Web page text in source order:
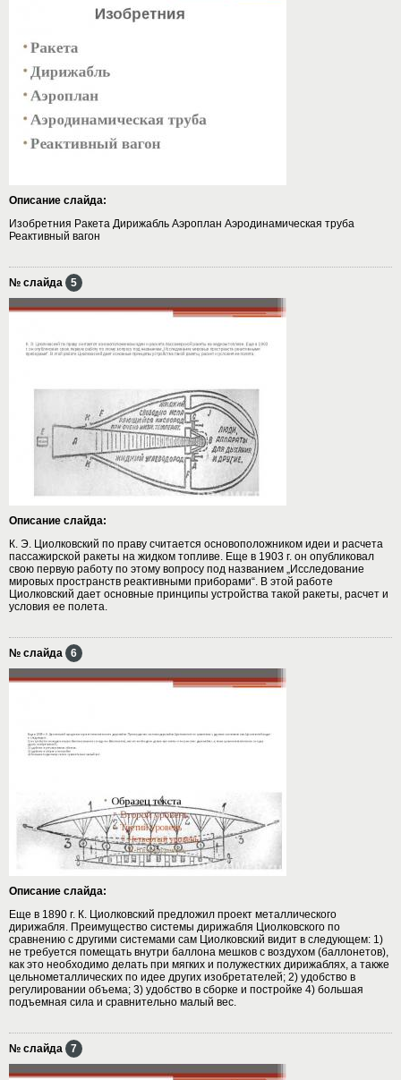
Описание слайда:
Изобретния Ракета Дирижабль Аэроплан Аэродинамическая труба
Реактивный вагон
№ слайда 5
Описание слайда:
К. Э. Циолковский по праву считается основоположником идеи и расчета
пассажирской ракеты на жидком топливе. Еще в 1903 г. он опубликовал
свою первую работу по этому вопросу под названием „Исследование
мировых пространств реактивными приборами“. В этой работе
Циолковский дает основные принципы устройства такой ракеты, расчет и
условия ее полета.
№ слайда 6
Описание слайда:
Еще в 1890 г. К. Циолковский предложил проект металлического
дирижабля. Преимущество системы дирижабля Циолковского по
сравнению с другими системами сам Циолковский видит в следующем: 1)
не требуется помещать внутри баллона мешков с воздухом (баллонетов),
как это необходимо делать при мягких и полужестких дирижаблях, а также
цельнометаллических по идее других изобретателей; 2) удобство в
регулировании объема; 3) удобство в сборке и постройке 4) большая
подъемная сила и сравнительно малый вес.
№ слайда 7